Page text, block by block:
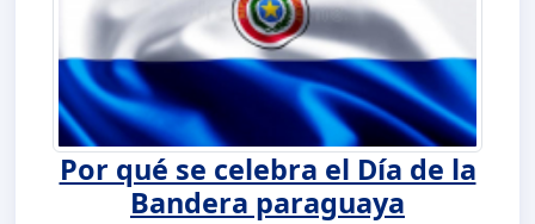
Por qué se celebra el Día de la
Bandera paraguaya